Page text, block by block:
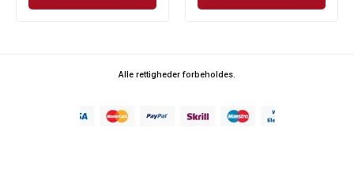
Alle rettigheder forbeholdes.